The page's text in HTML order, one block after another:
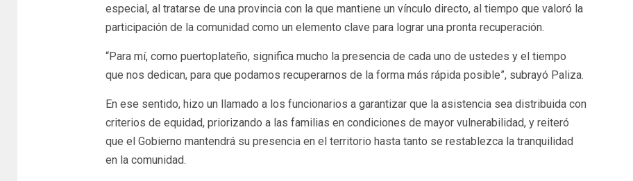
especial, al tratarse de una provincia con la que mantiene un vínculo directo, al tiempo que valoró la
participación de la comunidad como un elemento clave para lograr una pronta recuperación.
“Para mí, como puertoplateño, significa mucho la presencia de cada uno de ustedes y el tiempo
que nos dedican, para que podamos recuperarnos de la forma más rápida posible”, subrayó Paliza.
En ese sentido, hizo un llamado a los funcionarios a garantizar que la asistencia sea distribuida con
criterios de equidad, priorizando a las familias en condiciones de mayor vulnerabilidad, y reiteró
que el Gobierno mantendrá su presencia en el territorio hasta tanto se restablezca la tranquilidad
en la comunidad.